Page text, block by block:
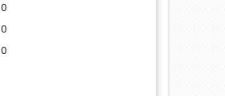
0
0
0